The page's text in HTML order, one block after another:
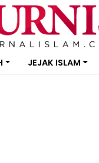
JEJAK ISLAM